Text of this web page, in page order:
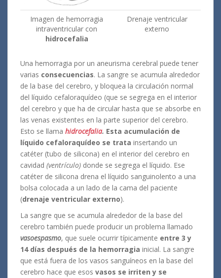
Imagen de hemorragia
intraventricular con
hidrocefalia
Drenaje ventricular
externo
Una hemorragia por un aneurisma cerebral puede tener
varias consecuencias. La sangre se acumula alrededor
de la base del cerebro, y bloquea la circulación normal
del líquido cefaloraquídeo (que se segrega en el interior
del cerebro y que ha de circular hasta que se absorbe en
las venas existentes en la parte superior del cerebro.
Esto se llama hidrocefalia. Esta acumulación de
líquido cefaloraquídeo se trata insertando un
catéter (tubo de silicona) en el interior del cerebro en
cavidad (ventrículo) donde se segrega el líquido. Ese
catéter de silicona drena el líquido sanguinolento a una
bolsa colocada a un lado de la cama del paciente
(drenaje ventricular externo).
La sangre que se acumula alrededor de la base del
cerebro también puede producir un problema llamado
vasoespasmo, que suele ocurrir típicamente entre 3 y
14 días después de la hemorragia inicial. La sangre
que está fuera de los vasos sanguíneos en la base del
cerebro hace que esos vasos se irriten y se